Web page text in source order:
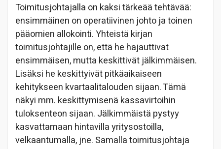
Toimitusjohtajalla on kaksi tärkeää tehtävää:
ensimmäinen on operatiivinen johto ja toinen
pääomien allokointi. Yhteistä kirjan
toimitusjohtajille on, että he hajauttivat
ensimmäisen, mutta keskittivät jälkimmäisen.
Lisäksi he keskittyivät pitkäaikaiseen
kehitykseen kvartaalitalouden sijaan. Tämä
näkyi mm. keskittymisenä kassavirtoihin
tuloksenteon sijaan. Jälkimmäistä pystyy
kasvattamaan hintavilla yritysostoilla,
velkaantumalla, jne. Samalla toimitusjohtaja